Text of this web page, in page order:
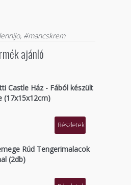
#mancskrem
ajánló
Castle Ház - Fából készült
(17x15x12cm)
Részletek
Rúd Tengerimalacok
(2db)